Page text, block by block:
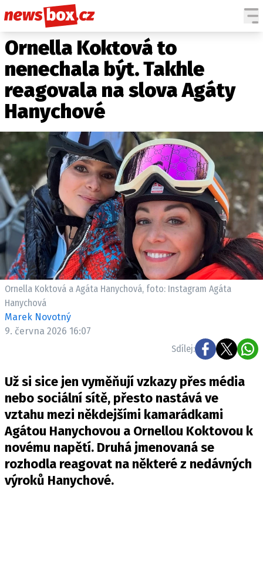
DOMÁCÍ
KRIMI
EKONOMIKA
KULTURA
SPOLEČNOST
SPORT
ČESKÉ CELEBRITY
SVĚTOVÉ CELEBRITY
SLEDUJTE NÁS NA|
Máte příběh, fotku nebo video?
Pošlete e-mail na newsbox.cz
INZERCE
OSOBNÍ ÚDAJE / COOKIES
VOLNÁ MÍSTA
Provozovatelem serveru newsbox.cz je
Ornella Koktová to
nenechala být. Takhle
reagovala na slova Agáty
Hanychové
Ornella Koktová a Agáta Hanychová, foto: Instagram Agáta
Hanychová
Marek Novotný
9. června 2026 16:07
Sdílej:
Už si sice jen vyměňují vzkazy přes média
nebo sociální sítě, přesto nastává ve
vztahu mezi někdejšími kamarádkami
Agátou Hanychovou a Ornellou Koktovou k
novému napětí. Druhá jmenovaná se
rozhodla reagovat na některé z nedávných
výroků Hanychové.